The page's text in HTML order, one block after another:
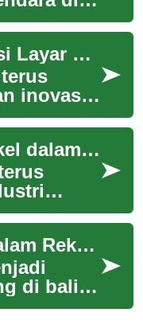
namun
dan
Memahami Revolusi Layar Lipat: Teknologi yang Mengubah Ponsel
inovasi
Salah
yang
Berikut adalah artikel dalam bahasa Indonesia sesuai dengan pedoman yang diberikan:
Salah
Peran Teknologi dalam Rekreasi Modern
di balik